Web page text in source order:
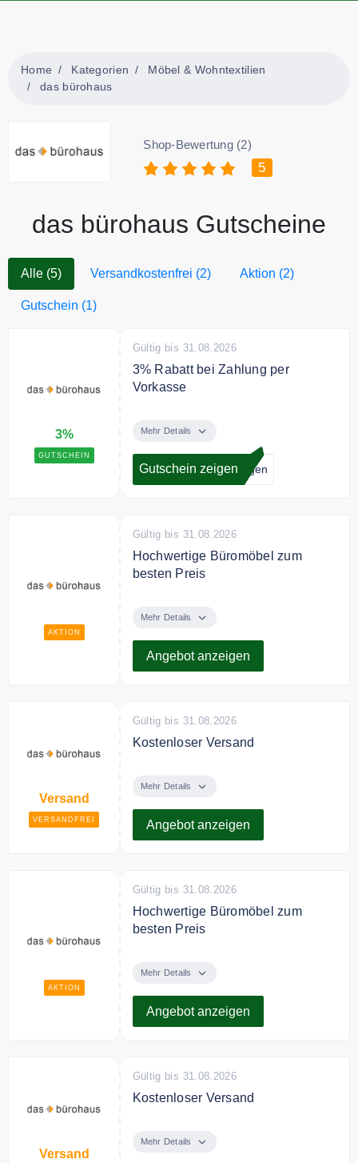
Home Kategorien
Möbel & Wohntextilien
das bürohaus
Shop-Bewertung (2)
5
das bürohaus Gutscheine
Alle (5) Versandkostenfrei (2) Aktion (2)
Gutschein (1)
3%
GUTSCHEIN
Gültig bis 31.08.2026
3% Rabatt bei Zahlung per
Vorkasse
Vorkasse im Online Shop und
sichern Sie sich 3% Rabatt.
Mehr Details
Gutschein zeigen ogen
AKTION
Gültig bis 31.08.2026
Hochwertige Büromöbel zum
besten Preis
hochwertige Büromöbel zum
Mehr Details
Angebot anzeigen
Versand
VERSANDFREI
Gültig bis 31.08.2026
Kostenloser Versand
versandkostenfrei innerhalb
Mehr Details
Angebot anzeigen
AKTION
Gültig bis 31.08.2026
Hochwertige Büromöbel zum
besten Preis
hochwertige Büromöbel zum
Mehr Details
Angebot anzeigen
Versand
Gültig bis 31.08.2026
Kostenloser Versand
versandkostenfrei innerhalb
Mehr Details